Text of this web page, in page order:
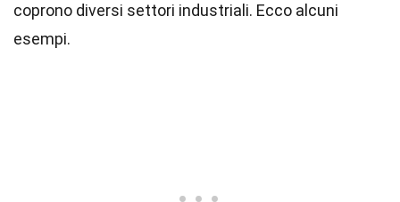
coprono diversi settori industriali. Ecco alcuni
esempi.